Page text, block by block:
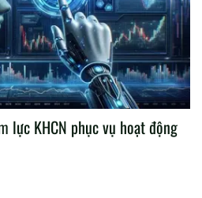
lực KHCN phục vụ hoạt động